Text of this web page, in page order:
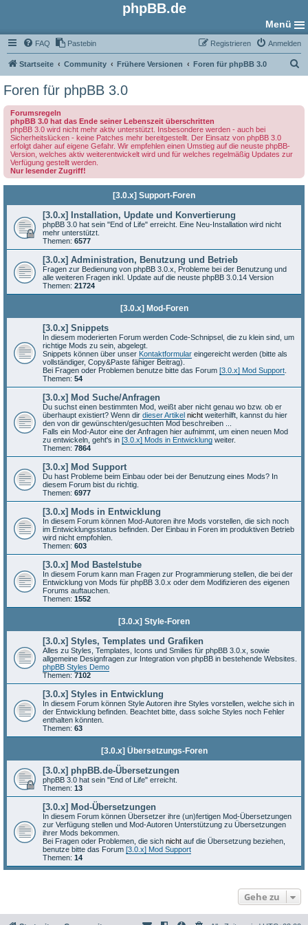
phpBB.de
Menü
FAQ Pastebin Anmelden
Registrieren
Startseite Community Frühere Versionen Foren für phpBB 3.0
Foren für phpBB 3.0
Forumsregeln
phpBB 3.0 hat das Ende seiner Lebenszeit überschritten
phpBB 3.0 wird nicht mehr aktiv unterstützt. Insbesondere werden - auch bei
Sicherheitslücken - keine Patches mehr bereitgestellt. Der Einsatz von phpBB 3.0
erfolgt daher auf eigene Gefahr. Wir empfehlen einen Umstieg auf die neuste phpBB-
Version, welches aktiv weiterentwickelt wird und für welches regelmäßig Updates zur
Verfügung gestellt werden.
Nur lesender Zugriff!
[3.0.x] Support-Foren
[3.0.x] Installation, Update und Konvertierung
phpBB 3.0 hat sein "End of Life" erreicht. Eine Neu-Installation wird nicht
mehr unterstützt.
Themen: 6577
[3.0.x] Administration, Benutzung und Betrieb
Fragen zur Bedienung von phpBB 3.0.x, Probleme bei der Benutzung und
alle weiteren Fragen inkl. Update auf die neuste phpBB 3.0.14 Version
Themen: 21724
[3.0.x] Mod-Foren
[3.0.x] Snippets
In diesem moderierten Forum werden Code-Schnipsel, die zu klein sind, um
richtige Mods zu sein, abgelegt.
Snippets können über unser Kontaktformular eingereicht werden (bitte als
vollständiger, Copy&Paste fähiger Beitrag).
Bei Fragen oder Problemen benutze bitte das Forum [3.0.x] Mod Support
Themen: 54
[3.0.x] Mod Suche/Anfragen
Du suchst einen bestimmten Mod, weißt aber nicht genau wo bzw. ob er
überhaupt existiert? Wenn dir dieser Artikel nicht weiterhilft, kannst du hier
den von dir gewünschten/gesuchten Mod beschreiben ...
Falls ein Mod-Autor eine der Anfragen hier aufnimmt, um einen neuen Mod
zu entwickeln, geht's in [3.0.x] Mods in Entwicklung weiter.
Themen: 7864
[3.0.x] Mod Support
Du hast Probleme beim Einbau oder bei der Benutzung eines Mods? In
diesem Forum bist du richtig.
Themen: 6977
[3.0.x] Mods in Entwicklung
In diesem Forum können Mod-Autoren ihre Mods vorstellen, die sich noch
im Entwicklungsstatus befinden. Der Einbau in Foren im produktiven Betrieb
wird nicht empfohlen.
Themen: 603
[3.0.x] Mod Bastelstube
In diesem Forum kann man Fragen zur Programmierung stellen, die bei der
Entwicklung von Mods für phpBB 3.0.x oder dem Modifizieren des eigenen
Forums auftauchen.
Themen: 1552
[3.0.x] Style-Foren
[3.0.x] Styles, Templates und Grafiken
Alles zu Styles, Templates, Icons und Smilies für phpBB 3.0.x, sowie
allgemeine Designfragen zur Integration von phpBB in bestehende Websites.
phpBB Styles Demo
Themen: 7102
[3.0.x] Styles in Entwicklung
In diesem Forum können Style Autoren ihre Styles vorstellen, welche sich in
der Entwicklung befinden. Beachtet bitte, dass solche Styles noch Fehler
enthalten könnten.
Themen: 63
[3.0.x] Übersetzungs-Foren
[3.0.x] phpBB.de-Übersetzungen
phpBB 3.0 hat sein "End of Life" erreicht.
Themen: 13
[3.0.x] Mod-Übersetzungen
In diesem Forum können Übersetzer ihre (un)fertigen Mod-Übersetzungen
zur Verfügung stellen und Mod-Autoren Unterstützung zu Übersetzungen
ihrer Mods bekommen.
Bei Fragen oder Problemen, die sich nicht auf die Übersetzung beziehen,
benutze bitte das Forum [3.0.x] Mod Support
Themen: 14
Gehe zu